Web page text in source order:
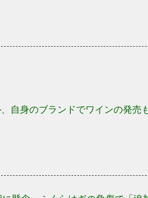
自身のブランドでワインの発売